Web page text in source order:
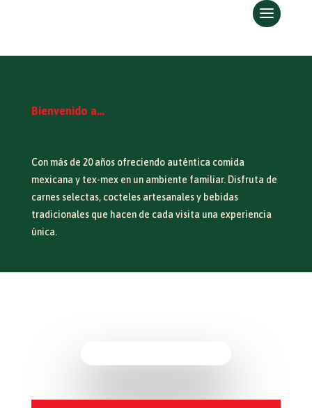
Bienvenido a…
Con más de 20 años ofreciendo auténtica comida
mexicana y tex-mex en un ambiente familiar. Disfruta de
carnes selectas, cocteles artesanales y bebidas
tradicionales que hacen de cada visita una experiencia
única.